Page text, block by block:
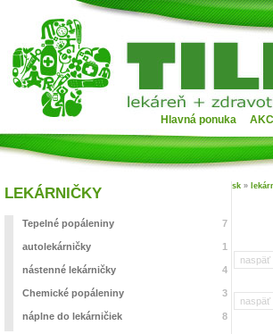
Hlavná ponuka
sk »
naspäť
naspäť
LEKÁRNIČKY
Tepelné popáleniny 7
autolekárničky 1
nástenné lekárničky 4
Chemické popáleniny 3
náplne do lekárničiek 8